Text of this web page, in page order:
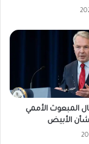
المبعوث الأممي
الأبيض